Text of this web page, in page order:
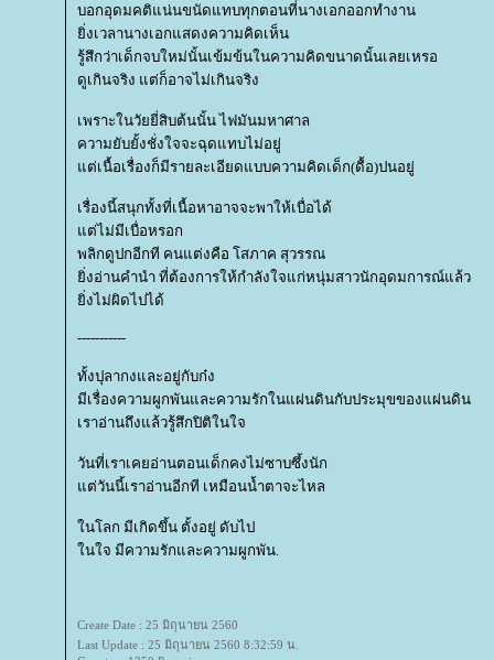
บอกอุดมคติแน่นขนัดแทบทุกตอนที่นางเอกออกทำงาน
ิ่งเวลานางเอกแสดงความคิดเห็น
รู้สึกว่าเด็กจบใหม่นั้นเข้มข้นในความคิดขนาดนั้นเลยเหรอ
ดูเกินจริง แต่ก็อาจไม่เกินจริง
เพราะในวัยยี่สิบต้นนั้น ไฟมันมหาศาล
ความยับยั้งชั่งใจจะฉุดแทบไม่อยู่
ต่เนื้อเรื่องก็มีรายละเอียดแบบความคิดเด็ก(ดื้อ)ปนอยู่
เรื่องนี้สนุกทั้งที่เนื้อหาอาจจะพาให้เบื่อได้
ต่ไม่มีเบื่อหรอก
พลิกดูปกอีกที คนแต่งคือ โสภาค สุวรรณ
ิ่งอ่านคำนำ ที่ต้องการให้กำลังใจแก่หนุ่มสาวนักอุดมการณ์แล้ว
ิ่งไม่ผิดไปได้
-----------
ทั้งปุลากงและอยู่กับก๋ง
มีเรื่องความผูกพันและความรักในแผ่นดินกับประมุขของแผ่นดิน
เราอ่านถึงแล้วรู้สึกปิติในใจ
วันที่เราเคยอ่านตอนเด็กคงไม่ซาบซึ้งนัก
ต่วันนี้เราอ่านอีกที เหมือนน้ำตาจะไหล
นโลก มีเกิดขึ้น ตั้งอยู่ ดับไป
นใจ มีความรักและความผูกพัน.
Create Date : 25 มิถุนายน 2560
Last Update : 25 มิถุนายน 2560 8:32:59 น.